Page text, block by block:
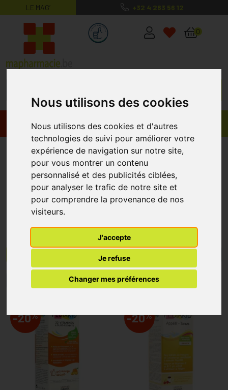
Nous utilisons des cookies
Nous utilisons des cookies et d'autres
technologies de suivi pour améliorer votre
expérience de navigation sur notre site,
pour vous montrer un contenu
personnalisé et des publicités ciblées,
pour analyser le trafic de notre site et
pour comprendre la provenance de nos
visiteurs.
J'accepte
Je refuse
Changer mes préférences
LE MAG’ +32 4 263 56 12
MaPharmacie.be ma santé, mes
0
Promos Produits
Pediakid
-20% -20%